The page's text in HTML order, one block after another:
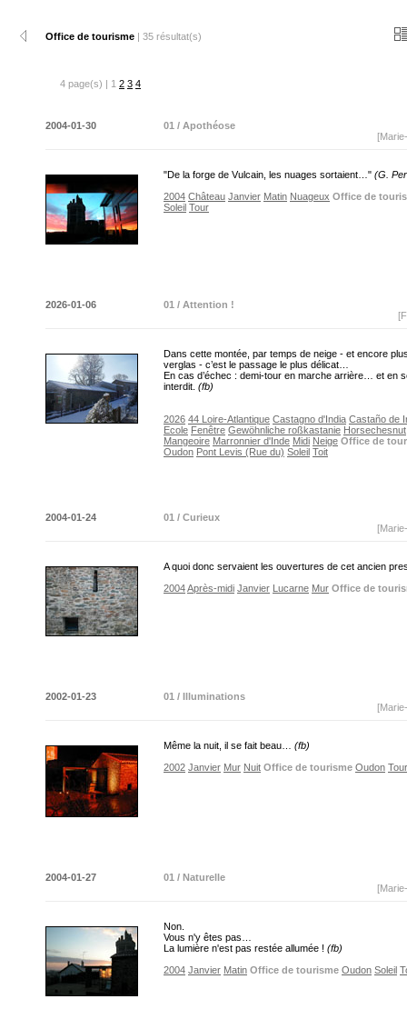
Office de tourisme | 35 résultat(s)
4 page(s) | 1 2 3 4
2004-01-30
01 / Apothéose
"De la forge de Vulcain, les nuages sortaient…" (G.
2004 Château Janvier Matin Nuageux Office de
Soleil Tour
2026-01-06
01 / Attention !
Dans cette montée, par temps de neige - et encore
verglas - c’est le passage le plus délicat…
En cas d’échec : demi-tour en marche arrière… et en
interdit. (fb)
2026 44 Loire-Atlantique Castagno d'India Castaño de
Ecole Fenêtre Gewöhnliche roßkastanie Horsechesnut
Mangeoire Marronnier d'Inde Midi Neige Office de
Oudon Pont Levis (Rue du) Soleil Toit
2004-01-24
01 / Curieux
A quoi donc servaient les ouvertures de cet ancien
2004Après-midi Janvier Lucarne Mur Office de
2002-01-23
01 / Illuminations
Même la nuit, il se fait beau… (fb)
2002 Janvier Mur Nuit Office de tourisme Oudon Tour
2004-01-27
01 / Naturelle
Non.
Vous n'y êtes pas…
La lumière n'est pas restée allumée ! (fb)
2004 Janvier Matin Office de tourisme Oudon Soleil